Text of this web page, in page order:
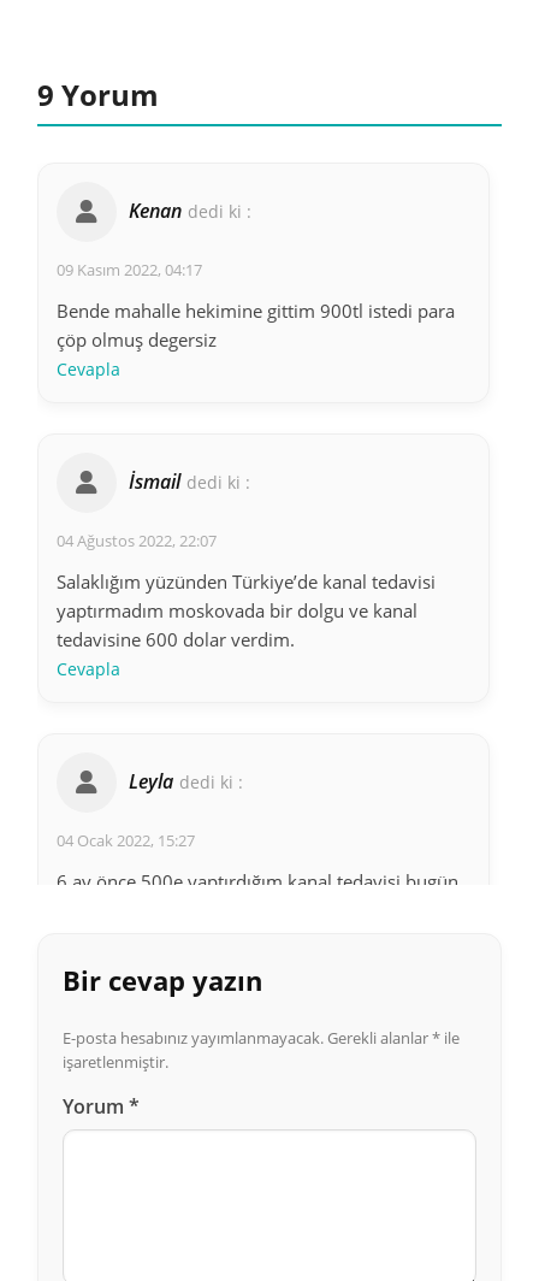
9 Yorum
Kenan dedi ki :
09 Kasım 2022, 04:17
Bende mahalle hekimine gittim 900tl istedi para
çöp olmuş degersiz
Cevapla
İsmail dedi ki :
04 Ağustos 2022, 22:07
Salaklığım yüzünden Türkiye’de kanal tedavisi
yaptırmadım moskovada bir dolgu ve kanal
tedavisine 600 dolar verdim.
Cevapla
Leyla dedi ki :
04 Ocak 2022, 15:27
6 ay önce 500e yaptırdığım kanal tedavisi bugün
Meryem dedi ki :
02 Nisan 2021, 23:34
Bir cevap yazın
E-posta hesabınız yayımlanmayacak.Gerekli alanlar* ile
işaretlenmiştir.
Yorum *